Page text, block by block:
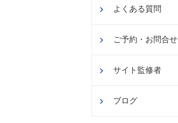
よくある質問
ご予約・お問合せ
サイト監修者
ブログ